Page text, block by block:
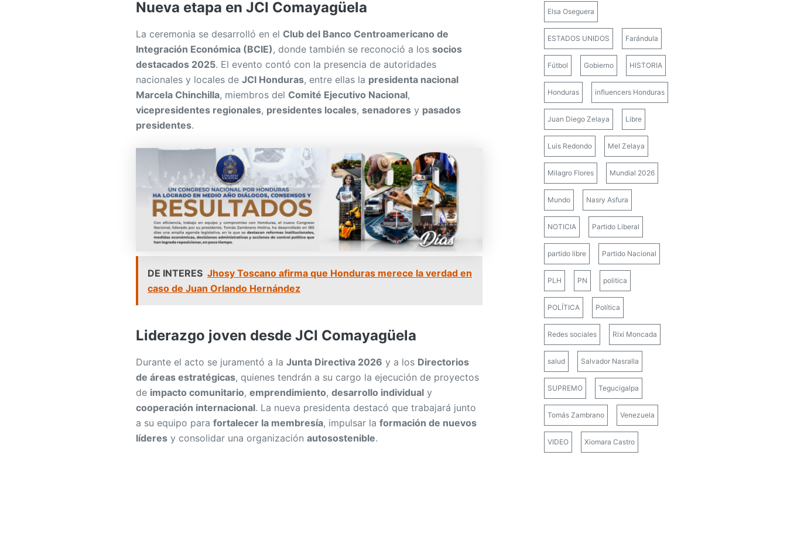
Integración Económica (BCIE) , donde también se reconoció a los
destacados 2025 . El evento contó con la presencia de autoridades
nacionales y locales de
JCI Honduras , entre ellas la
presidenta nacional
Marcela Chinchilla , miembros del Comité Ejecutivo Nacional ,
vicepresidentes regionales , presidentes locales , senadores
pasados
presidentes
DE INTERES Jhosy Toscano afirma que Honduras merece la verdad en
Liderazgo joven desde JCI Comayagüela
de áreas estratégicas, quienes tendrán a su cargo la ejecución de proyectos
de
impacto comunitario emprendimiento desarrollo individual y
cooperación internacional
. La nueva presidenta destacó que trabajará junto
a su equipo parafortalecer la membresía , impulsar la formación de nuevos
líderes
y consolidar una organización autosostenible
Elsa Oseguera
ESTADOS UNIDOS Farándula
Fútbol Gobierno HISTORIA
Honduras influencers Honduras
Juan Diego Zelaya Libre
Luis Redondo Mel Zelaya
Milagro Flores Mundial 2026
Mundo Nasry Asfura
NOTICIA Partido Liberal
partido libre Partido Nacional
PLH PN politica
POLÍTICA Política
Redes sociales Rixi Moncada
salud Salvador Nasralla
SUPREMO Tegucigalpa
Tomás Zambrano Venezuela
VIDEO Xiomara Castro